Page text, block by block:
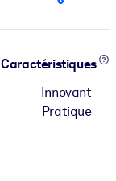
Caractéristiques
Innovant
Pratique